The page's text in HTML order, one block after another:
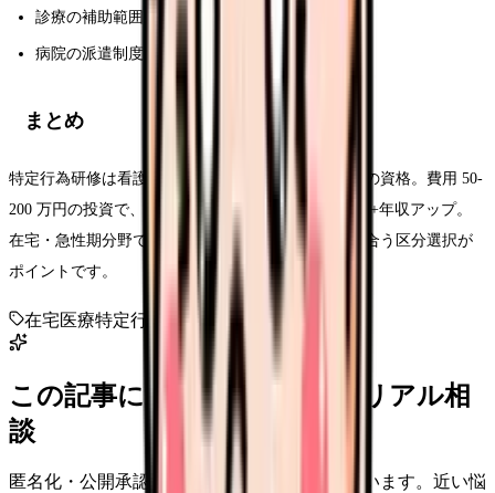
診療の補助範囲を広げたい
病院の派遣制度が使える
まとめ
特定行為研修は看護師の業務範囲を拡張する新時代の資格。費用 50-
200 万円の投資で、医師不在時の即対応+転職優位性+年収アップ。
在宅・急性期分野で需要急増中、自分の専門領域に合う区分選択が
ポイントです。
在宅医療特定行為 研修 スキル
この記事に近い看護師さんのリアル相
談
匿名化・公開承認済みの本音だけを表示しています。近い悩